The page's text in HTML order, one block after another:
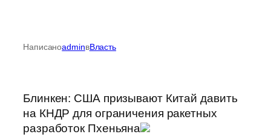
НаписаноadminвВласть
Блинкен: США призывают Китай давить
на КНДР для ограничения ракетных
разработок Пхеньяна